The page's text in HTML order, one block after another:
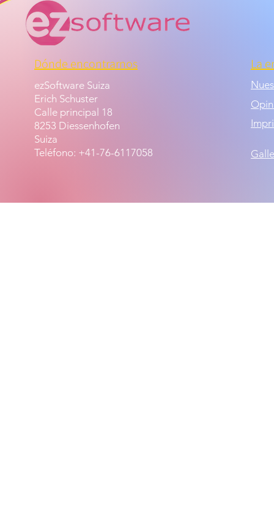
Dónde encontrarnos
ezSoftware Suiza
Erich Schuster
Calle principal 18
8253 Diessenhofen
Suiza
Teléfono: +41-76-6117058
La